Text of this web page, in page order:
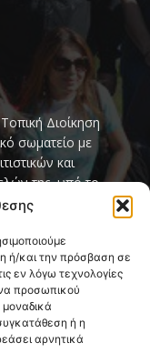
ή/και την πρόσβαση σε
εν λόγω τεχνολογίες
προσωπικού
ή η
αρνητικά
Διοίκηση
σωματείο με
και
της, υπό το
(Υπηρετώ δια της